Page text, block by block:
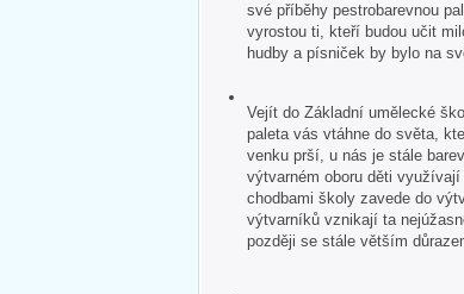
své příběhy pestrobarevnou
vyrostou ti, kteří budou učit
hudby a písniček by bylo na
Vejít do Základní umělecké
paleta vás vtáhne do světa,
venku prší, u nás je stále
výtvarném oboru děti
chodbami školy zavede do
výtvarníků vznikají ta
později se stále větším